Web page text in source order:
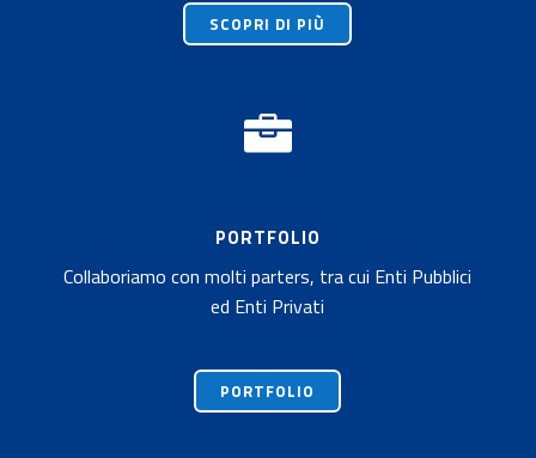
SCOPRI DI PIÙ

PORTFOLIO
Collaboriamo con molti parters, tra cui Enti Pubblici
ed Enti Privati
PORTFOLIO